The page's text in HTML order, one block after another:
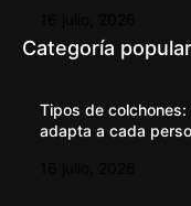
Categoría popular
Tipos de
adapta a cada